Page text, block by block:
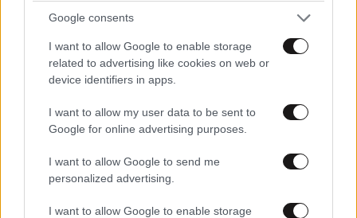
Google consents
I want to allow Google to enable storage
related to advertising like cookies on web or
device identifiers in apps.
I want to allow my user data to be sent to
Google for online advertising purposes.
I want to allow Google to send me
personalized advertising.
I want to allow Google to enable storage
Εριέττα Κούρκουλου – Τα 33α γενέθλια και τα
φιλιά με τον Βύρωνα Βασιλειάδη: «Καμία στιγμή
ευτυχίας δεδομένη»